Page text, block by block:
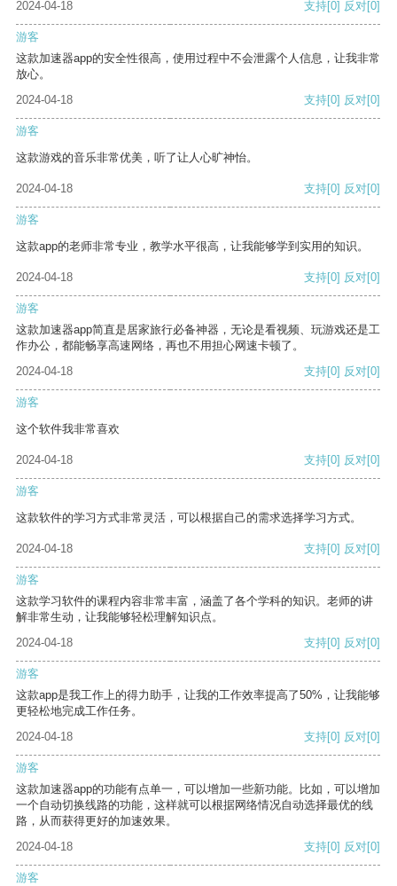
2024-04-18 支持[0] 反对[0]
游客
这款加速器app的安全性很高，使用过程中不会泄露个人信息，让我非常
放心。
2024-04-18
支持[0] 反对[0]
游客
这款游戏的音乐非常优美，听了让人心旷神怡。
2024-04-18 支持[0] 反对[0]
游客
这款app的老师非常专业，教学水平很高，让我能够学到实用的知识。
2024-04-18 支持[0] 反对[0]
游客
这款加速器app简直是居家旅行必备神器，无论是看视频、玩游戏还是工
作办公，都能畅享高速网络，再也不用担心网速卡顿了。
2024-04-18
支持[0] 反对[0]
游客
这个软件我非常喜欢
2024-04-18 支持[0] 反对[0]
游客
这款软件的学习方式非常灵活，可以根据自己的需求选择学习方式。
2024-04-18 支持[0] 反对[0]
游客
这款学习软件的课程内容非常丰富，涵盖了各个学科的知识。老师的讲
解非常生动，让我能够轻松理解知识点。
2024-04-18
支持[0] 反对[0]
游客
这款app是我工作上的得力助手，让我的工作效率提高了50%，让我能够
更轻松地完成工作任务。
2024-04-18
支持[0] 反对[0]
游客
这款加速器app的功能有点单一，可以增加一些新功能。比如，可以增加
一个自动切换线路的功能，这样就可以根据网络情况自动选择最优的线
路，从而获得更好的加速效果。
2024-04-18
支持[0] 反对[0]
游客